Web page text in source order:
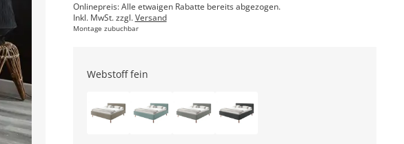
Onlinepreis: Alle etwaigen Rabatte bereits abgezogen.
Inkl. MwSt. zzgl.Versand
Montage zubuchbar
Webstoff fein